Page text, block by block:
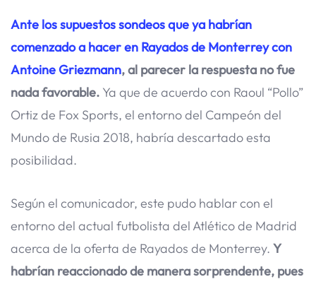
Ante los supuestos sondeos que ya habrían
comenzado a hacer en Rayados de Monterrey con
Antoine Griezmann, al parecer la respuesta no fue
nada favorable. Ya que de acuerdo con Raoul “Pollo”
Ortiz de Fox Sports, el entorno del Campeón del
Mundo de Rusia 2018, habría descartado esta
posibilidad.
Según el comunicador, este pudo hablar con el
entorno del actual futbolista del Atlético de Madrid
acerca de la oferta de Rayados de Monterrey. Y
habrían reaccionado de manera sorprendente, pues